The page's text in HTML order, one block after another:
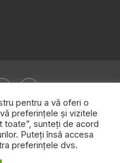
de confidențialitate
pentru a vă oferi o
preferințele și vizitele
toate”, sunteți de acord
Puteți însă accesa
preferințele dvs.